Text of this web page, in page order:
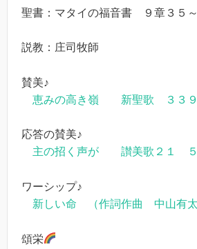
聖書：マタイの福音書 ９章３５
説教：庄司牧師
賛美♪
恵みの高き嶺 新聖歌 ３３
応答の賛美♪
主の招く声が 讃美歌２１ ５
ワーシップ♪
新しい命 （作詞作曲 中山有太
頌栄